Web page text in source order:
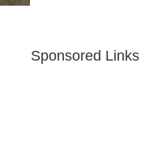
Sponsored Links